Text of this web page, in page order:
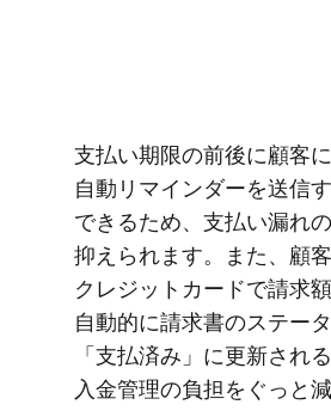
支払い​期限の​前後に​顧客
自動リマインダーを​送信
できる​ため、​支払い​漏れ
抑えられます。​また、​顧
クレジットカードで​請求
自動的に​請求書の​ステー
「支払済み」に​更新される
入金管理の​負担を​ぐっと​